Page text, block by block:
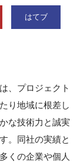
はてブ
、プロジェクト
り地域に根差し
な技術力と誠実
。同社の実績と
くの企業や個人